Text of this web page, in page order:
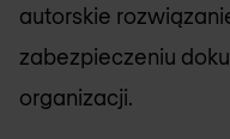
autorskie
zabezpieczeniu
organizacji.